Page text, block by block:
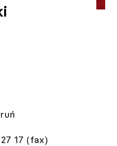
17 (fax)